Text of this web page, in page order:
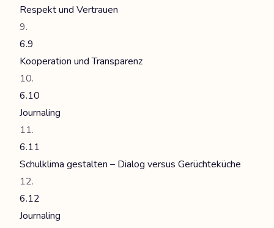
Respekt und Vertrauen
6.9
Kooperation und Transparenz
6.10
Journaling
6.11
Schulklima gestalten – Dialog versus Gerüchteküche
6.12
Journaling